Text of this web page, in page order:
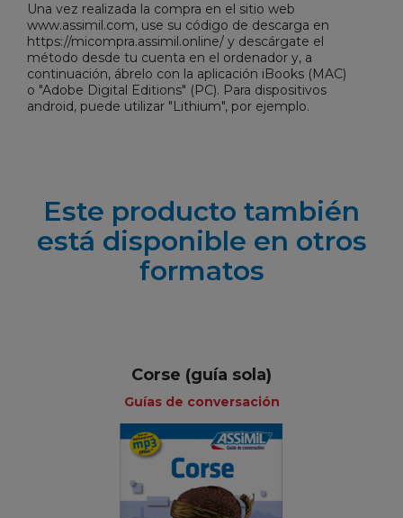
Una vez realizada la compra en el sitio web
www.assimil.com, use su código de descarga en
https://micompra.assimil.online/ y descárgate el
método desde tu cuenta en el ordenador y, a
continuación, ábrelo con la aplicación iBooks (MAC)
o "Adobe Digital Editions" (PC). Para dispositivos
android, puede utilizar "Lithium", por ejemplo.
Este producto también
está disponible en otros
formatos
Corse (guía sola)
Guías de conversación